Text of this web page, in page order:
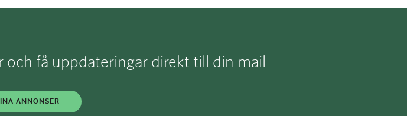
och få uppdateringar direkt till din mail
ANNONSER